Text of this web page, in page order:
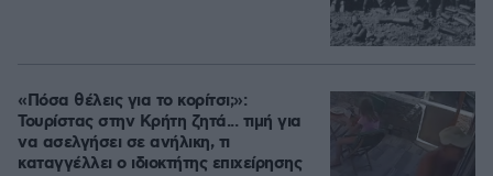
«Πόσα θέλεις για το κορίτσι;»:
Τουρίστας στην Κρήτη ζητά... τιμή για
να ασελγήσει σε ανήλικη, τι
καταγγέλλει ο ιδιοκτήτης επιχείρησης